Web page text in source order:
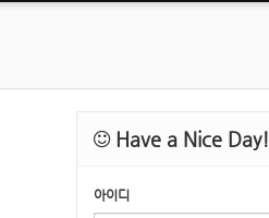
Have a Nice Day!
아이디